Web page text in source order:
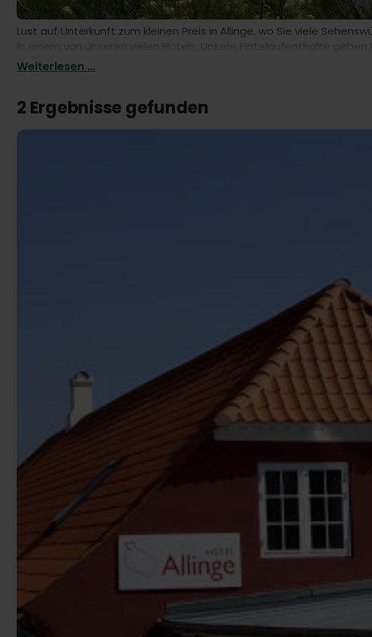
Lust auf Unterkunft zum kleinen Preis in Allinge, wo Sie viele
in einem von unseren vielen Hotels. Unsere Hotelaufenthalte
eigener Anreise.
Weiterlesen ...
2 Ergebnisse gefunden